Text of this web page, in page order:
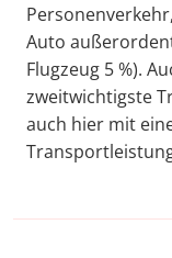
Auto
Flugzeug 5 %).
zweitwichtigste
auch hier mit